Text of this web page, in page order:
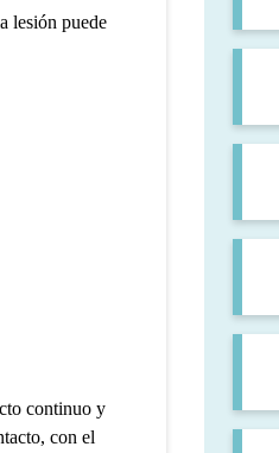
lesión puede
continuo y
con el